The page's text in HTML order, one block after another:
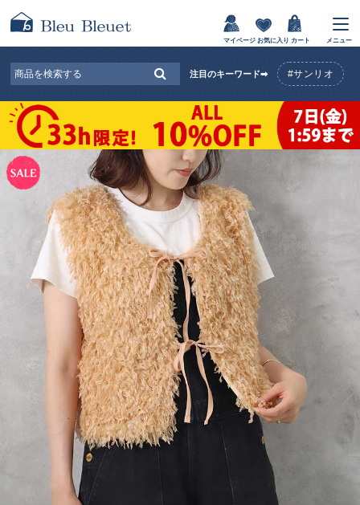
マイページ お気に入り カート メニュー
注目のキーワード➡ #サンリオ